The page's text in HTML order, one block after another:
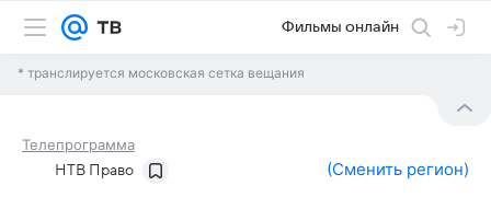
Фильмы онлайн
* транслируется московская сетка вещания
Телепрограмма
НТВ Право (Сменить регион)